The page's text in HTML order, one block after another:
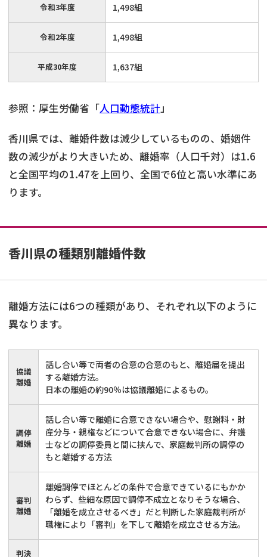
令和3年度 1,498組
令和2年度 1,498組
平成30年度 1,637組
参照：厚生労働省「人口動態統計」
香川県では、離婚件数は減少しているものの、婚姻件
数の減少がより大きいため、離婚率（人口千対）は1.6
と全国平均の1.47を上回り、全国で6位と高い水準にあ
ります。
香川県の種類別離婚件数
離婚方法には6つの種類があり、それぞれ以下のように
異なります。
協議
離婚
話し合い等で両者の合意の合意のもと、離婚届を提出
する離婚方法。
日本の離婚の約90％は協議離婚によるもの。
調停
離婚
話し合い等で離婚に合意できない場合や、慰謝料・財
産分与・親権などについて合意できない場合に、弁護
士などの調停委員と間に挟んで、家庭裁判所の調停の
もと離婚する方法
審判
離婚
離婚調停でほとんどの条件で合意できているにもかか
わらず、些細な原因で調停不成立となりそうな場合、
「離婚を成立させるべき」だと判断した家庭裁判所が
職権により「審判」を下して離婚を成立させる方法。
判決